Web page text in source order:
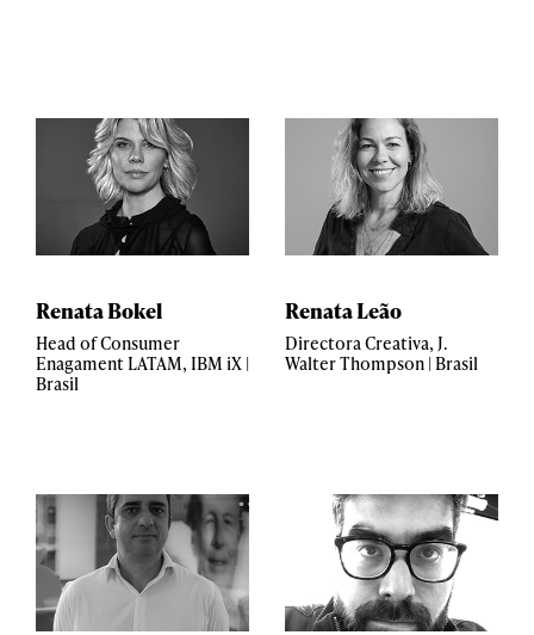
Renata Bokel
Head of Consumer
Enagament LATAM, IBM iX |
Brasil
Renata Leão
Directora Creativa, J.
Walter Thompson | Brasil